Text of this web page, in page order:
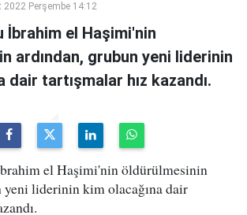
2022 Perşembe 14:12
İbrahim el Haşimi'nin
ardından, grubun yeni liderinin
dair tartışmalar hız kazandı.
el Haşimi'nin öldürülmesinin
yeni liderinin kim olacağına dair